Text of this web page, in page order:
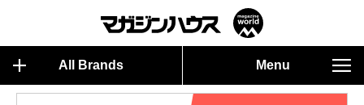
All Brands Menu